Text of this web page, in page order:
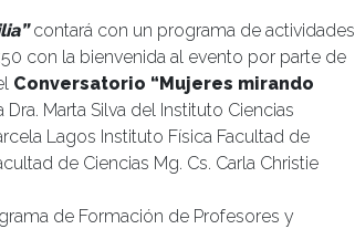
contará con un programa de actividades
con la bienvenida al evento por parte de
Conversatorio “Mujeres mirando
Marta Silva del Instituto Ciencias
Lagos Instituto Física Facultad de
de Ciencias Mg. Cs. Carla Christie
de Formación de Profesores y